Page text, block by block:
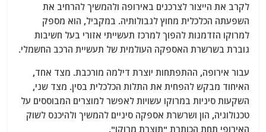
לקרב את הייצור לצרכנים באירופה ולהמשיך להרחיב את
השפעתה הכלכלית מחוץ לגבולותיה. במקביל, הוא מספק
למרוקו הזדמנות להפוך למרכז תעשייתי אזורי בעל חשיבות
גוברת בשרשרת האספקה העולמית של תעשיית הרכב החשמלי.
עבור אירופה, ההתפתחות יוצרת דילמה מורכבת. מצד אחד,
האיחוד מבקש להפחית את התלות הכלכלית בסין. מצד שני,
השקעות סיניות במרוקו עשויות לאפשר למוצרים המבוססים על
טכנולוגיה, הון ושרשרת אספקה סיניים להמשיך ולהיכנס לשוק
האירופי תחת הכותרת "תוצרת מרוקו".